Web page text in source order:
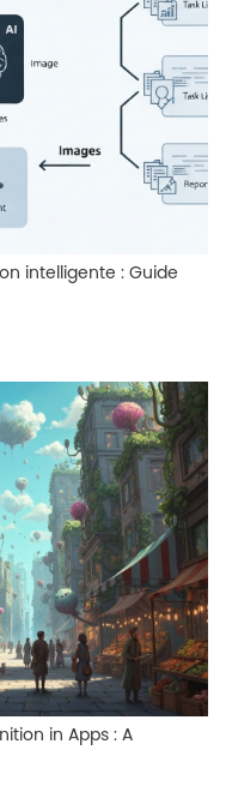
intelligente : Guide
in Apps : A